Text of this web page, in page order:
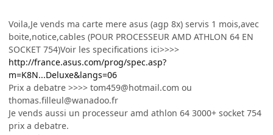
Voila,Je vends ma carte mere asus (agp 8x) servis 1 mois,avec
boite,notice,cables (POUR PROCESSEUR AMD ATHLON 64 EN
SOCKET 754)Voir les specifications ici>>>>
http://france.asus.com/prog/spec.asp?
m=K8N...Deluxe&langs=06
Prix a debatre >>>> tom459@hotmail.com ou
thomas.filleul@wanadoo.fr
Je vends aussi un processeur amd athlon 64 3000+ socket 754
prix a debatre.